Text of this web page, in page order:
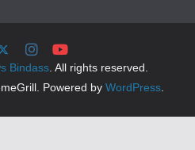
Bindass. All rights reserved.
Powered by WordPress.